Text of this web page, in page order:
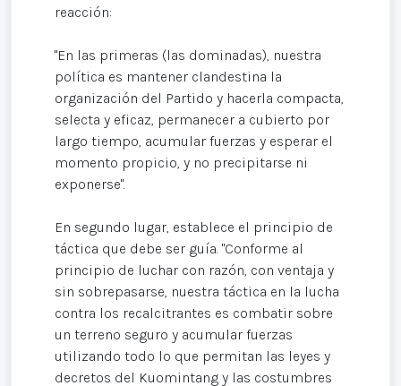
reacción:
"En las primeras (las dominadas), nuestra
política es mantener clandestina la
organización del Partido y hacerla compacta,
selecta y eficaz, permanecer a cubierto por
largo tiempo, acumular fuerzas y esperar el
momento propicio, y no precipitarse ni
exponerse".
En segundo lugar, establece el principio de
táctica que debe ser guía. "Conforme al
principio de luchar con razón, con ventaja y
sin sobrepasarse, nuestra táctica en la lucha
contra los recalcitrantes es combatir sobre
un terreno seguro y acumular fuerzas
utilizando todo lo que permitan las leyes y
decretos del Kuomintang y las costumbres